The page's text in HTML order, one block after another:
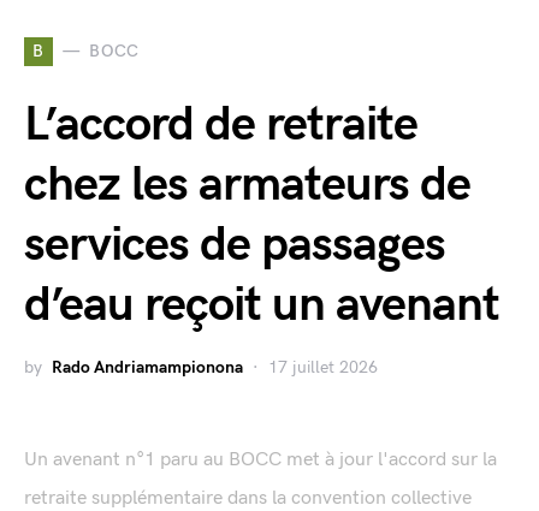
B BOCC
L’accord de retraite
chez les armateurs de
services de passages
d’eau reçoit un avenant
by Rado Andriamampionona 17 juillet 2026
Un avenant n°1 paru au BOCC met à jour l'accord sur la
retraite supplémentaire dans la convention collective